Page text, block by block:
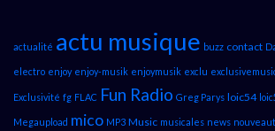
actualité actu musique buzz contact
electro enjoy enjoy-musik enjoymusik exclu
Exclusivité fg FLAC Fun Radio Greg Parys loic54
Megaupload mico MP3 Music musicales news